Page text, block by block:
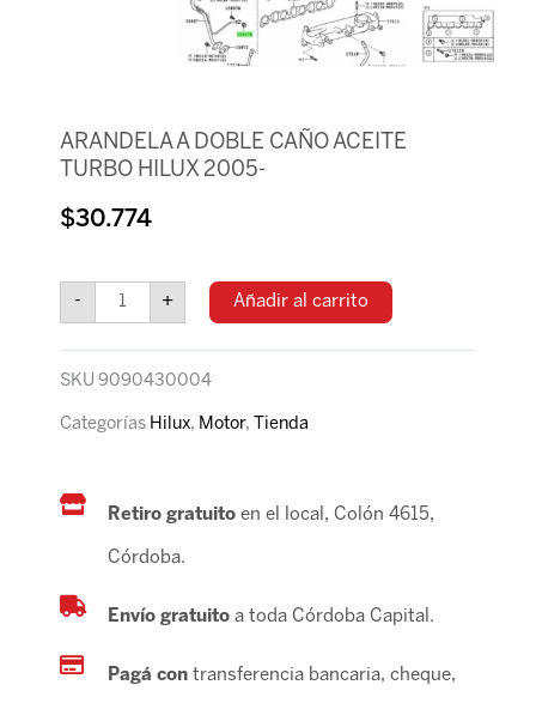
ARANDELA A DOBLE CAÑO ACEITE
TURBO HILUX 2005-
$30.774
-
A
DOBLE
ACEITE
TURBO
HILUX
+ Añadir al carrito
SKU 9090430004
Categorías Hilux, Motor, Tienda
Retiro gratuito en el local, Colón 4615,
Córdoba.
Envío gratuitoa toda Córdoba Capital.
Pagá contransferencia bancaria, cheque,